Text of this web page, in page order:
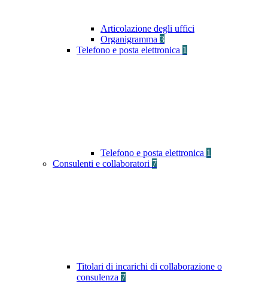
Articolazione degli uffici
Organigramma 3
Telefono e posta elettronica 1
Telefono e posta elettronica 1
Consulenti e collaboratori 7
Titolari di incarichi di collaborazione o
consulenza 7